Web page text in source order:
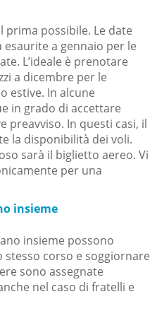
possibile. Le date
a gennaio per le
L’ideale è prenotare
a dicembre per le
estive. In alcune
in grado di accettare
preavviso. In questi casi, il
la disponibilità dei voli.
sarà il biglietto aereo. Vi
per una
insieme
insieme possono
corso e soggiornare
sono assegnate
nel caso di fratelli e